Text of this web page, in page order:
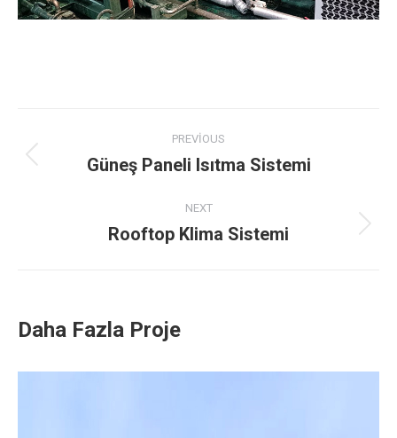
navigation
PREVIOUS
Previous
Güneş Paneli Isıtma Sistemi
NEXT
Next
Rooftop Klima Sistemi
Daha Fazla Proje